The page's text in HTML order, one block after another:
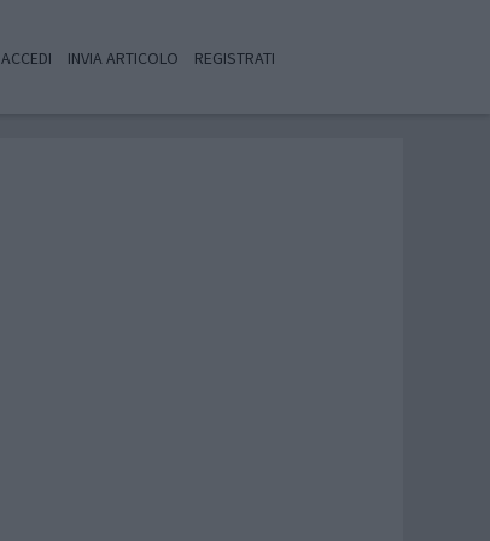
ACCEDI INVIA ARTICOLO REGISTRATI